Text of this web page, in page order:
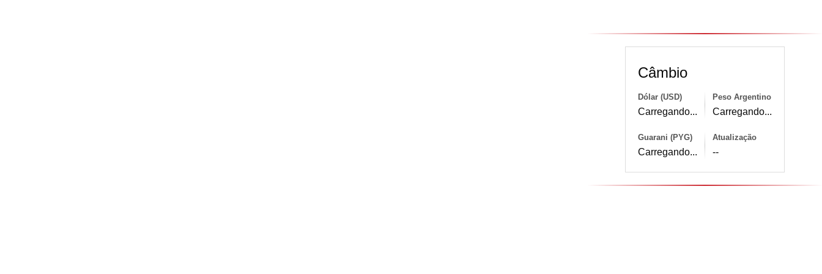
Câmbio
Dólar (USD)
Carregando...
Peso Argentino
Carregando...
Guarani (PYG)
Carregando...
Atualização
--